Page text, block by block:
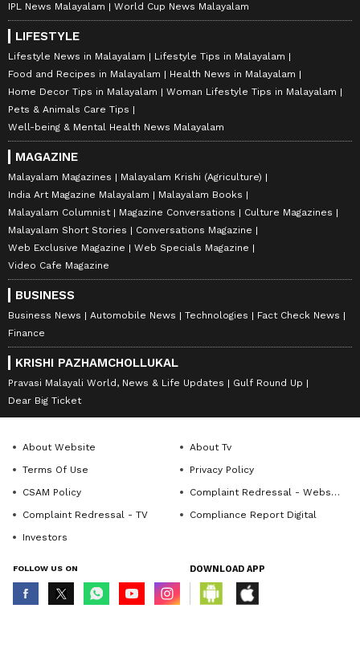
IPL News Malayalam
World Cup News Malayalam
LIFESTYLE
Lifestyle News in Malayalam
Lifestyle Tips in Malayalam
Food and Recipes in Malayalam
Health News in Malayalam
Home Decor Tips in Malayalam
Woman Lifestyle Tips in Malayalam
Pets & Animals Care Tips
Well-being & Mental Health News Malayalam
MAGAZINE
Malayalam Magazines
Malayalam Krishi (Agriculture)
India Art Magazine Malayalam
Malayalam Books
Malayalam Columnist
Magazine Conversations
Culture Magazines
Malayalam Short Stories
Conversations Magazine
Web Exclusive Magazine
Web Specials Magazine
Video Cafe Magazine
BUSINESS
Business News Automobile News Technologies
Fact Check News
Finance
KRISHI PAZHAMCHOLLUKAL
Pravasi Malayali World, News & Life Updates
Gulf Round Up
Dear Big Ticket
About Website
About Tv
Terms Of Use
Privacy Policy
CSAM Policy
Complaint Redressal - Website
Complaint Redressal - TV
Compliance Report Digital
Investors
FOLLOW US ON DOWNLOAD APP